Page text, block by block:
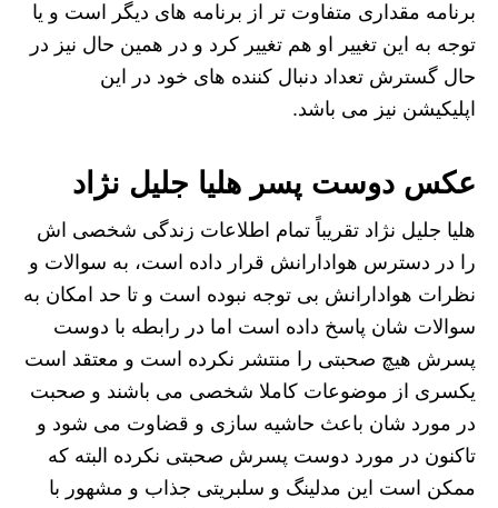
برنامه مقداری متفاوت تر از برنامه های دیگر است و یا
توجه به این تغییر او هم تغییر کرد و در همین حال نیز در
حال گسترش تعداد دنبال کننده های خود در این
اپلیکیشن نیز می باشد.
عکس دوست پسر هلیا جلیل نژاد
هلیا جلیل نژاد تقریباً تمام اطلاعات زندگی شخصی اش
را در دسترس هوادارانش قرار داده است، به سوالات و
نظرات هوادارانش بی توجه نبوده است و تا حد امکان به
سوالات شان پاسخ داده است اما در رابطه با دوست
پسرش هیچ صحبتی را منتشر نکرده است و معتقد است
یکسری از موضوعات کاملا شخصی می باشند و صحبت
در مورد شان باعث حاشیه سازی و قضاوت می شود و
تاکنون در مورد دوست پسرش صحبتی نکرده البته که
ممکن است این مدلینگ و سلبریتی جذاب و مشهور با